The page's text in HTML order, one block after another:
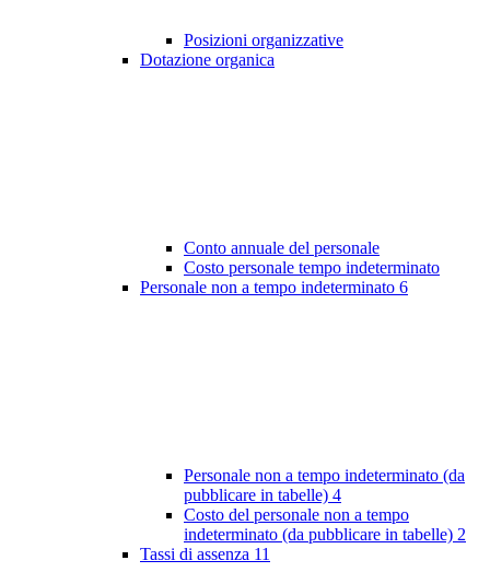
Posizioni organizzative
Dotazione organica
Conto annuale del personale
Costo personale tempo indeterminato
Personale non a tempo indeterminato 6
Personale non a tempo indeterminato (da
pubblicare in tabelle) 4
Costo del personale non a tempo
indeterminato (da pubblicare in tabelle) 2
Tassi di assenza 11